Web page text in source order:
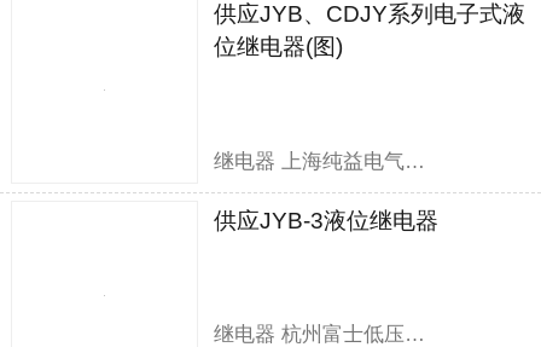
供应JYB、CDJY系列电子式液
位继电器(图)
继电器 上海纯益电气有限公司
供应JYB-3液位继电器
继电器 杭州富士低压电器有限公司